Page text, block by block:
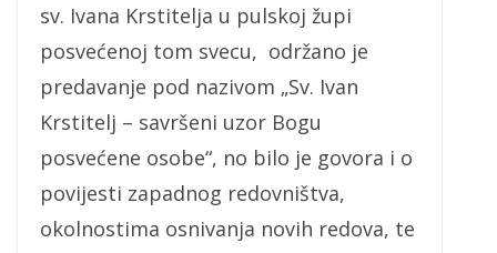
sv. Ivana Krstitelja u pulskoj župi
posvećenoj tom svecu, održano je
predavanje pod nazivom „Sv. Ivan
Krstitelj – savršeni uzor Bogu
posvećene osobe“, no bilo je govora i o
povijesti zapadnog redovništva,
okolnostima osnivanja novih redova, te